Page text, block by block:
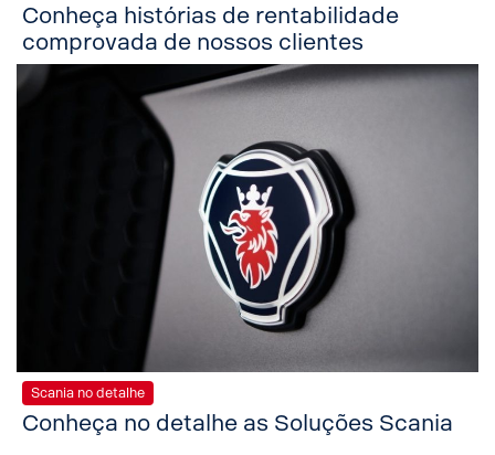
Conheça histórias de rentabilidade
comprovada de nossos clientes
Scania no detalhe
Conheça no detalhe as Soluções Scania